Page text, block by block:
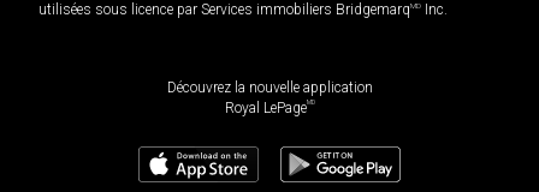
utilisées sous licence par Services immobiliers BridgemarqMD Inc.
Découvrez la nouvelle application
Royal LePageMD